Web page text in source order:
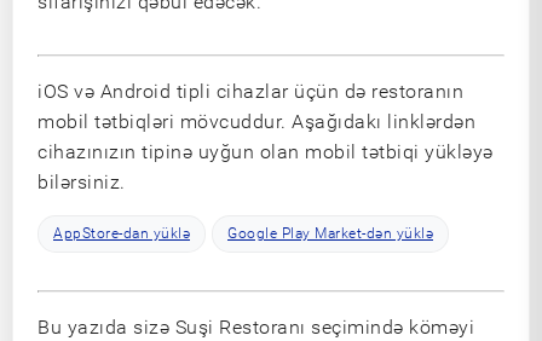
iOS və Android tipli cihazlar üçün də restoranın
mobil tətbiqləri mövcuddur. Aşağıdakı linklərdən
cihazınızın tipinə uyğun olan mobil tətbiqi yükləyə
bilərsiniz.
AppStore-dan yüklə Google Play Market-dən yüklə
Bu yazıda sizə Suşi Restoranı seçimində köməyi